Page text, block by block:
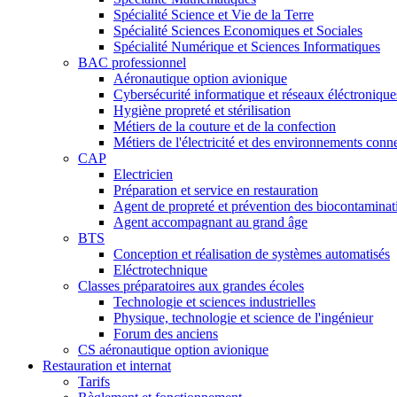
Spécialité Science et Vie de la Terre
Spécialité Sciences Economiques et Sociales
Spécialité Numérique et Sciences Informatiques
BAC professionnel
Aéronautique option avionique
Cybersécurité informatique et réseaux
Hygiène propreté et stérilisation
Métiers de la couture et de la confection
Métiers de l'électricité et des environnements
CAP
Electricien
Préparation et service en restauration
Agent de propreté et prévention des
Agent accompagnant au grand âge
BTS
Conception et réalisation de systèmes automatisés
Eléctrotechnique
Classes préparatoires aux grandes écoles
Technologie et sciences industrielles
Physique, technologie et science de l'ingénieur
Forum des anciens
CS aéronautique option avionique
Restauration et internat
Tarifs